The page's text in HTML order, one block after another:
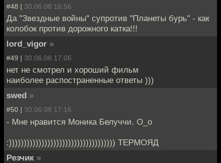
#48 | 30.06.08 16:56
Да "Звездные войны" супротив "Планеты бурь" - как
колобок против дорожного катка!!!
lord_vigor »
#49 | 30.06.08 17:06
нет не смотрел и хороший фильм
наиболее распостраненные ответы )))
swed »
#50 | 30.06.08 17:16
- Мне нравится Моника Белуччи. O_o
:)))))))))))))))))))))))))))))))))))) ТЕРМОЯД
Резчик »